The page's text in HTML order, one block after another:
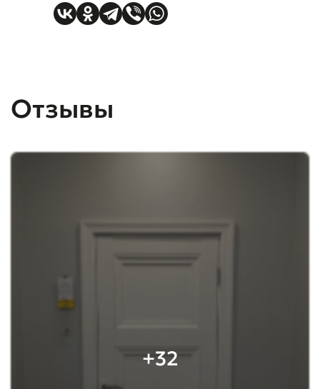
Отзывы
+32